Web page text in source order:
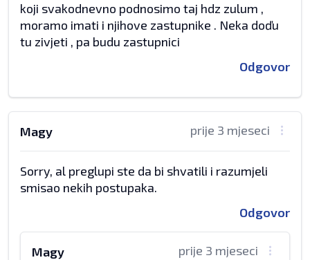
koji svakodnevno podnosimo taj hdz zulum ,
moramo imati i njihove zastupnike . Neka doďu
tu zivjeti , pa budu zastupnici
Odgovor
prije 3 mjeseci
Magy
Sorry, al preglupi ste da bi shvatili i razumjeli
smisao nekih postupaka.
Odgovor
prije 3 mjeseci
Magy